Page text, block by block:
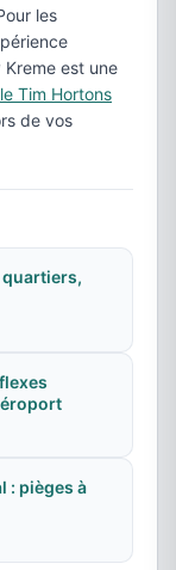
les
est une
Tim Hortons
de vos
quartiers,
: pièges à